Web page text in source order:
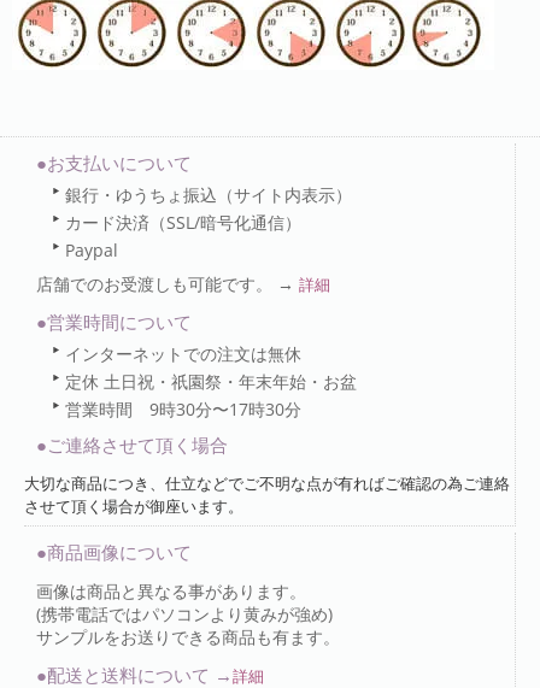
●お支払いについて
銀行・ゆうちょ振込（サイト内表示）
カード決済（SSL/暗号化通信）
Paypal
店舗でのお受渡しも可能です。 → 詳細
●営業時間について
インターネットでの注文は無休
定休 土日祝・祇園祭・年末年始・お盆
営業時間 9時30分〜17時30分
●ご連絡させて頂く場合
大切な商品につき、仕立などでご不明な点が有ればご確認の為ご連絡
させて頂く場合が御座います。
●商品画像について
画像は商品と異なる事があります。
(携帯電話ではパソコンより黄みが強め)
サンプルをお送りできる商品も有ます。
●配送と送料について →詳細